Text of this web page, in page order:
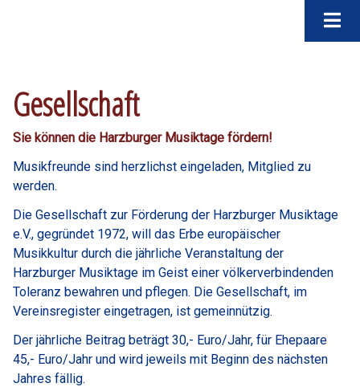
Gesellschaft
Sie können die Harzburger Musiktage fördern!
Musikfreunde sind herzlichst eingeladen, Mitglied zu
werden.
Die Gesellschaft zur Förderung der Harzburger Musiktage
e.V., gegründet 1972, will das Erbe europäischer
Musikkultur durch die jährliche Veranstaltung der
Harzburger Musiktage im Geist einer völkerverbindenden
Toleranz bewahren und pflegen. Die Gesellschaft, im
Vereinsregister eingetragen, ist gemeinnützig.
Der jährliche Beitrag beträgt 30,- Euro/Jahr, für Ehepaare
45,- Euro/Jahr und wird jeweils mit Beginn des nächsten
Jahres fällig.